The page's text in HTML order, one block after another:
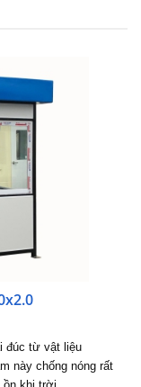
đúc từ vật liệu
này chống nóng rất